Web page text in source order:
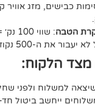
קיצוני או שביתות
: שווי 100 נק׳ = 20 שח, סכום
שחלף זמן האספקה
חד-צדדי מצד הלקוח,